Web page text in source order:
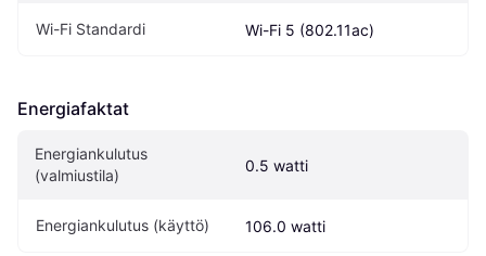
Wi-Fi Standardi Wi-Fi 5 (802.11ac)
Energiafaktat
Energiankulutus
(valmiustila)
0.5 watti
Energiankulutus (käyttö) 106.0 watti